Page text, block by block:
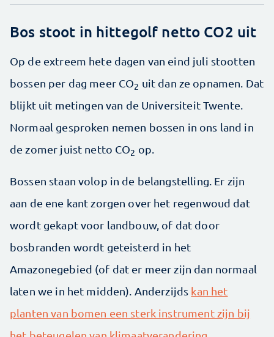
Bos stoot in hittegolf netto CO2 uit
Op de extreem hete dagen van eind juli stootten
bossen per dag meer CO2 uit dan ze opnamen. Dat
blijkt uit metingen van de Universiteit Twente.
Normaal gesproken nemen bossen in ons land in
de zomer juist netto CO2 op.
Bossen staan volop in de belangstelling. Er zijn
aan de ene kant zorgen over het regenwoud dat
wordt gekapt voor landbouw, of dat door
bosbranden wordt geteisterd in het
Amazonegebied (of dat er meer zijn dan normaal
laten we in het midden). Anderzijds kan het
planten van bomen een sterk instrument zijn bij